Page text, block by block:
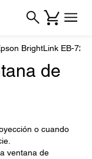
BrightLink EB-
de
o cuando
ventana de